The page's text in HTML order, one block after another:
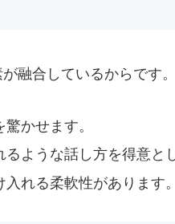
融合しているからです。
かせます。
ような話し方を得意と
れる柔軟性があります。